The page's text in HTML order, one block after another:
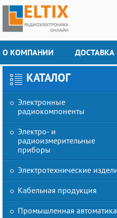
О КОМПАНИИ ДОСТАВКА
КАТАЛОГ
Электронные
радиокомпоненты
Электро- и
радиоизмерительные
приборы
Электротехнические
Кабельная продукция
Промышленная автоматика